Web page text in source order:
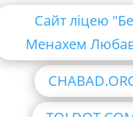
Сайт ліцею
Менахем